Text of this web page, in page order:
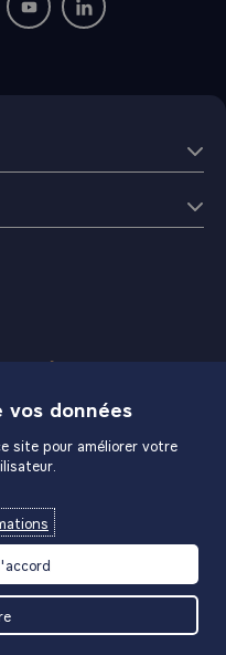
nous sur Twitter
: rejoignez-nous sur
fenêtre : rejoignez-nous
Nouvelle fenêtre :
Nouvelle fenêtre :
vos données
site pour améliorer votre